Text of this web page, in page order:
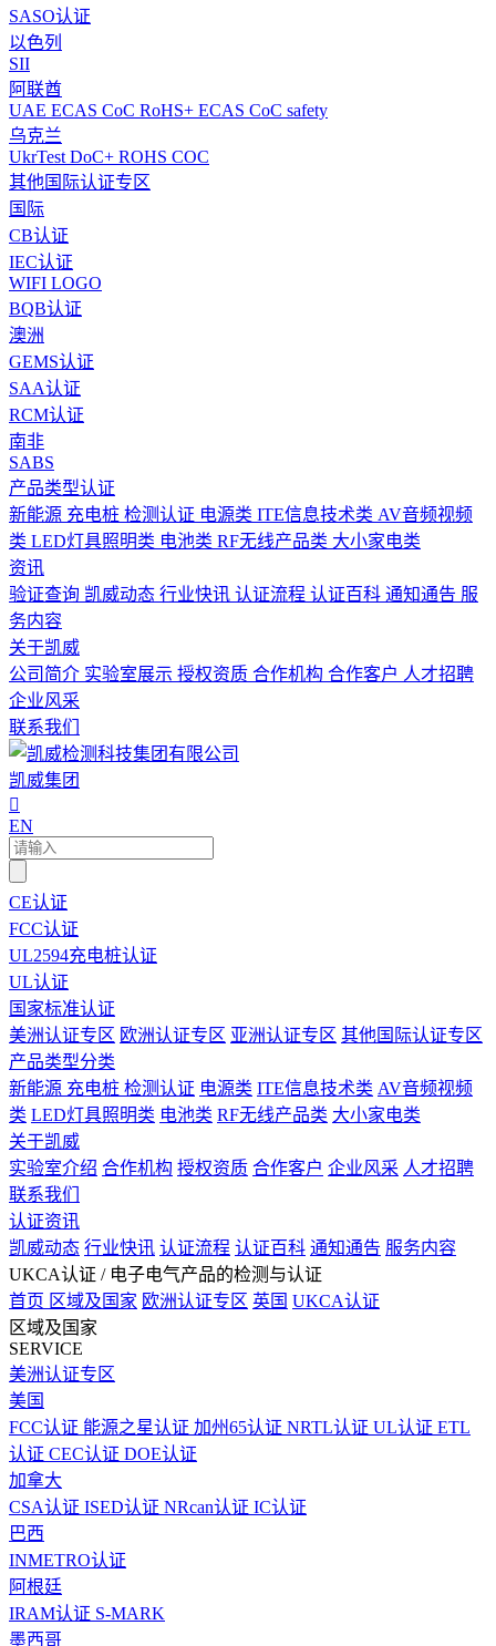
SASO认证
以色列
SII
阿联酋
UAE ECAS CoC RoHS+ ECAS CoC safety
乌克兰
UkrTest DoC+ ROHS COC
其他国际认证专区
国际
CB认证
IEC认证
WIFI LOGO
BQB认证
澳洲
GEMS认证
SAA认证
RCM认证
南非
SABS
产品类型认证
新能源 充电桩 检测认证 电源类 ITE信息技术类 AV音频视频
类 LED灯具照明类 电池类 RF无线产品类 大小家电类
资讯
验证查询 凯威动态 行业快讯 认证流程 认证百科 通知通告 服
务内容
关于凯威
公司简介 实验室展示 授权资质 合作机构 合作客户 人才招聘
企业风采
联系我们
凯威集团

EN
CE认证
FCC认证
UL2594充电桩认证
UL认证
国家标准认证
美洲认证专区 欧洲认证专区 亚洲认证专区 其他国际认证专区
产品类型分类
新能源 充电桩 检测认证 电源类 ITE信息技术类 AV音频视频
类 LED灯具照明类 电池类 RF无线产品类 大小家电类
关于凯威
实验室介绍 合作机构 授权资质 合作客户 企业风采 人才招聘
联系我们
认证资讯
凯威动态 行业快讯 认证流程 认证百科 通知通告 服务内容
UKCA认证 / 电子电气产品的检测与认证
首页 区域及国家 欧洲认证专区 英国 UKCA认证
区域及国家
SERVICE
美洲认证专区
美国
FCC认证 能源之星认证 加州65认证 NRTL认证 UL认证 ETL
认证 CEC认证 DOE认证
加拿大
CSA认证 ISED认证 NRcan认证 IC认证
巴西
INMETRO认证
阿根廷
IRAM认证 S-MARK
墨西哥